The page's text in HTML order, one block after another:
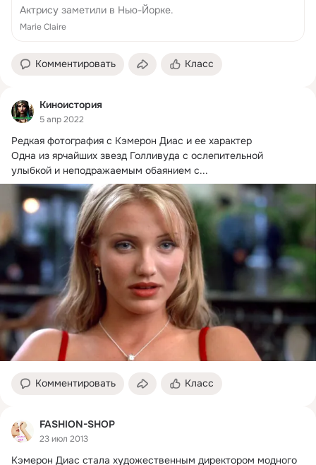
Актрису заметили в Нью-Йорке.
Marie Claire
Комментировать Класс
Киноистория
5 апр 2022
Редкая фотография с Кэмерон Диас и ее характер
Одна из ярчайших звезд Голливуда с ослепительной
улыбкой и неподражаемым обаянием с...
Комментировать Класс
FASHION-SHOP
23 июл 2013
Кэмерон Диас стала художественным директором модного